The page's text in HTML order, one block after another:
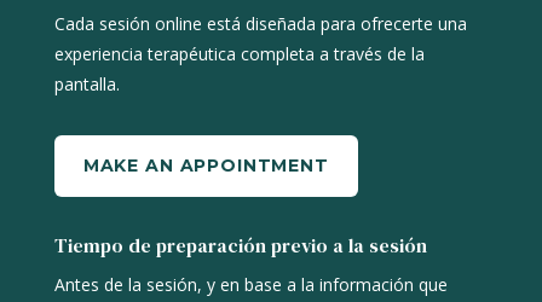
Cada sesión online está diseñada para ofrecerte una
experiencia terapéutica completa a través de la
pantalla.
MAKE AN APPOINTMENT
Tiempo de preparación previo a la sesión
Antes de la sesión, y en base a la información que